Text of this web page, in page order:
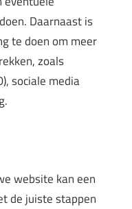
Daarnaast is
te doen om meer
zoals
sociale media
website kan een
de juiste stappen